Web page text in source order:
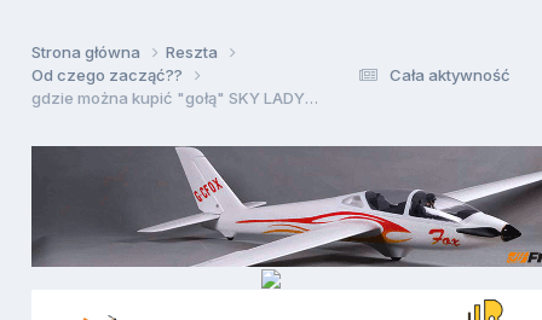
Cała aktywność
Strona główna
Reszta
Od czego zacząć??
gdzie można kupić "gołą" SKY LADY??